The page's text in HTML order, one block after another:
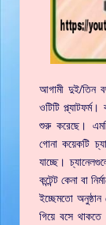
আগামী দুই/তিন
ওটিটি
শুরু করেছে।
গোনা কয়েকটি
যাচ্ছে।
কন্টেন্ট কেনা বা
ইচ্ছেমতো
গিয়ে বসে থাকতে